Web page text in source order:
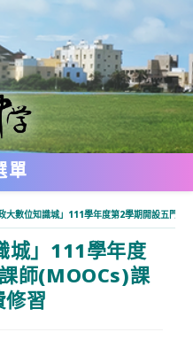
單
大數位知識城」111學年度第2學期開設五門
城」111學年度
師(MOOCs)課
習